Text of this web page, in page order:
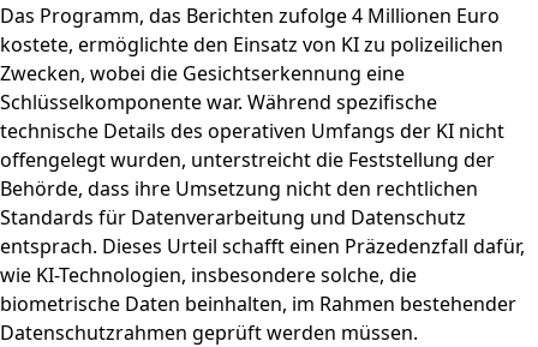
Das Programm, das Berichten zufolge 4 Millionen Euro
kostete, ermöglichte den Einsatz von KI zu polizeilichen
Zwecken, wobei die Gesichtserkennung eine
Schlüsselkomponente war. Während spezifische
technische Details des operativen Umfangs der KI nicht
offengelegt wurden, unterstreicht die Feststellung der
Behörde, dass ihre Umsetzung nicht den rechtlichen
Standards für Datenverarbeitung und Datenschutz
entsprach. Dieses Urteil schafft einen Präzedenzfall dafür,
wie KI-Technologien, insbesondere solche, die
biometrische Daten beinhalten, im Rahmen bestehender
Datenschutzrahmen geprüft werden müssen.